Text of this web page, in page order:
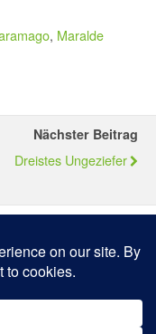
, Maralde
Nächster Beitrag
Dreistes Ungeziefer